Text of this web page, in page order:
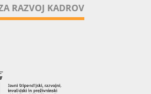
RAZVOJ KADROV